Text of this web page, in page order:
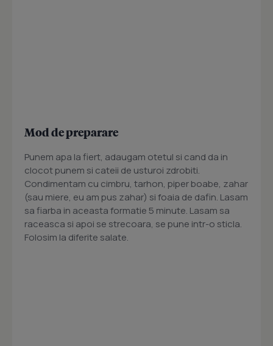
Mod de preparare
Punem apa la fiert, adaugam otetul si cand da in
clocot punem si cateii de usturoi zdrobiti.
Condimentam cu cimbru, tarhon, piper boabe, zahar
(sau miere, eu am pus zahar) si foaia de dafin. Lasam
sa fiarba in aceasta formatie 5 minute. Lasam sa
raceasca si apoi se strecoara, se pune intr-o sticla.
Folosim la diferite salate.